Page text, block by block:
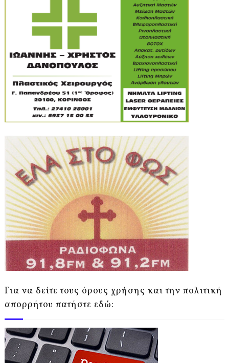
Για να δείτε τους όρους χρήσης και την πολιτική
απορρήτου πατήστε εδώ: